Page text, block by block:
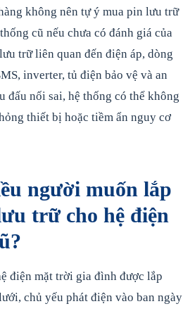
không nên tự ý mua pin lưu trữ
cũ nếu chưa có đánh giá của
trữ liên quan đến điện áp, dòng
inverter, tủ điện bảo vệ và an
đấu nối sai, hệ thống có thể không
thiết bị hoặc tiềm ẩn nguy cơ
người muốn lắp
trữ cho hệ điện
điện mặt trời gia đình được lắp
chủ yếu phát điện vào ban ngày